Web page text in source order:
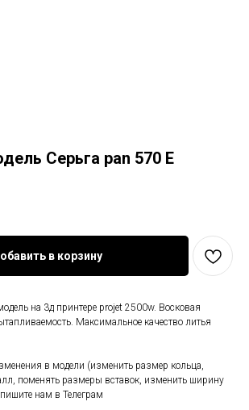
Серьга pan 570 Е
в корзину
на 3д принтере projet 2500w. Восковая
Максимальное качество литья
в модели (изменить размер кольца,
поменять размеры вставок, изменить ширину
нам в Телеграм